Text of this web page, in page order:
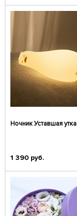
Ночник Уставшая утка
1 390 руб.